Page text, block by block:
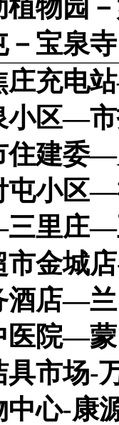
植物园
－宝泉寺
庄充电
小区—
住建委
屯小区
里庄—
市金城
酒店—
医院—蒙
具市场-
中心-康